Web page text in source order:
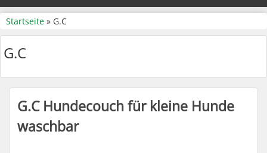
Startseite » G.C
G.C
G.C Hundecouch für kleine Hunde
waschbar